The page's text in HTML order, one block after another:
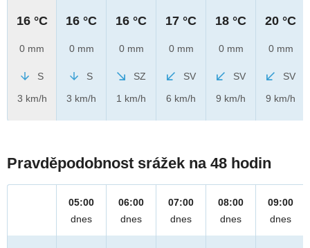
16 °C
0 mm
S
3 km/h
16 °C
0 mm
S
3 km/h
16 °C
0 mm
SZ
1 km/h
17 °C
0 mm
SV
6 km/h
18 °C
0 mm
SV
9 km/h
20 °C
0 mm
SV
9 km/h
Pravděpodobnost srážek na 48 hodin
05:00
dnes
06:00
dnes
07:00
dnes
08:00
dnes
09:00
dnes